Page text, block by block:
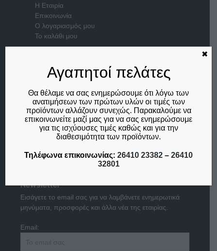
Η Εταιρία
Επικοινωνία
Ο λογαριασμός μου
Το καλάθι μου
Newsletter
Εισάγετε το email σας για να λαμβάνετε ενημερωτικά
μηνύματα, προσφορές και άλλα νέα της εταιρίας.
Email:
Αγαπητοί πελάτες
Θα θέλαμε να σας ενημερώσουμε ότι λόγω των
ανατιμήσεων των πρώτων υλών οι τιμές των
προϊόντων αλλάζουν συνεχώς. Παρακαλούμε να
επικοινωνείτε μαζί μας για να σας ενημερώσουμε
για τις ισχύουσες τιμές καθώς και για την
διαθεσιμότητα των προϊόντων.
Τηλέφωνα επικοινωνίας: 26410 23382 – 26410
32801
✖